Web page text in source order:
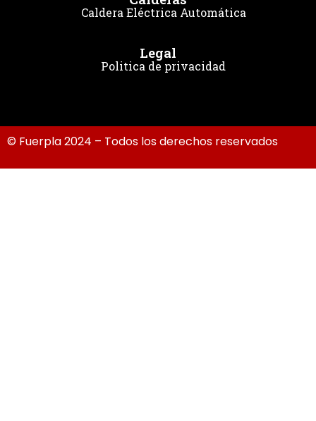
Caldera Eléctrica Automática
Legal
Politica de privacidad
© Fuerpla 2024 – Todos los derechos reservados